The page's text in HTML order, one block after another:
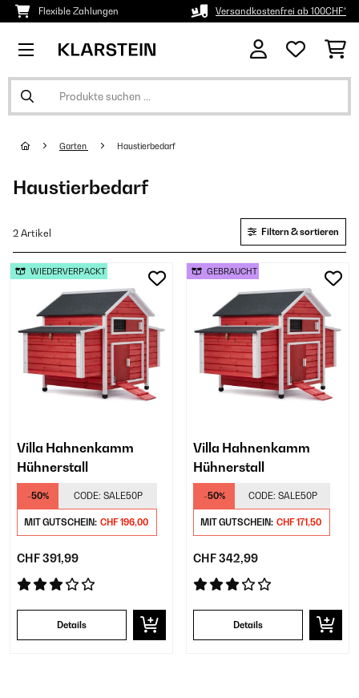
Flexible Zahlungen Versandkostenfrei ab 100CHF*
Garten Haustierbedarf
Haustierbedarf
2 Artikel Filtern & sortieren
Villa Hahnenkamm
Hühnerstall
-50% CODE: SALE50P
MIT GUTSCHEIN: CHF 196,00
CHF 391,99
Details
WIEDERVERPACKT
Villa Hahnenkamm
Hühnerstall
-50% CODE: SALE50P
MIT GUTSCHEIN: CHF 171,50
CHF 342,99
Details
GEBRAUCHT